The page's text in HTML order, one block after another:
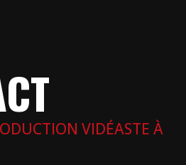
VIDÉASTE À